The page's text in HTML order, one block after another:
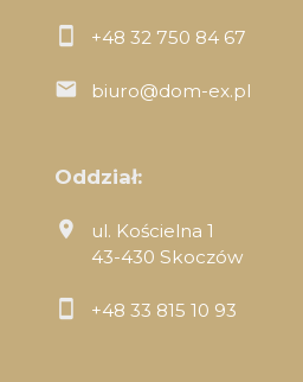
+48 32 750 84 67
biuro@dom-ex.pl
Oddział:
ul. Kościelna 1
43-430 Skoczów
+48 33 815 10 93